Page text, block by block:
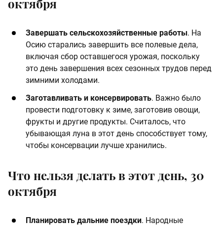
октября
Завершать сельскохозяйственные работы. На
Осию старались завершить все полевые дела,
включая сбор оставшегося урожая, поскольку
это день завершения всех сезонных трудов перед
зимними холодами​.
Заготавливать и консервировать. Важно было
провести подготовку к зиме, заготовив овощи,
фрукты и другие продукты. Считалось, что
убывающая луна в этот день способствует тому,
чтобы консервации лучше хранились.
Что нельзя делать в этот день, 30
октября
Планировать дальние поездки. Народные